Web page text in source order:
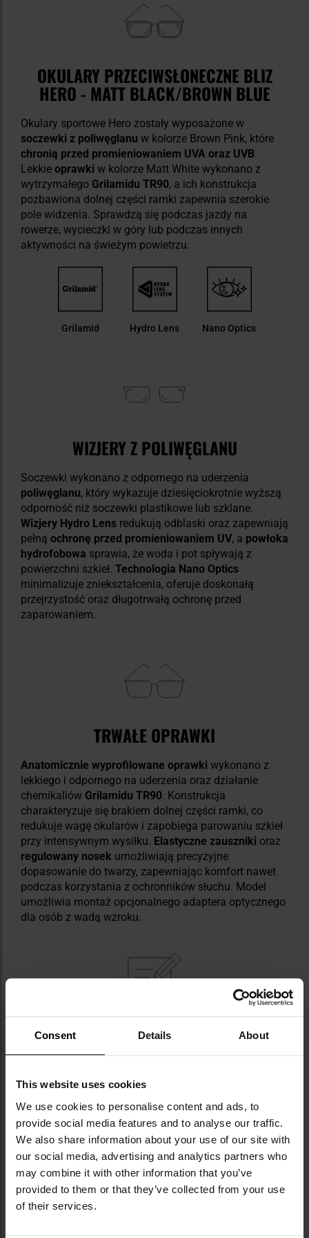
Consent Details About
This website uses cookies
We use cookies to personalise content and ads, to
provide social media features and to analyse our traffic.
We also share information about your use of our site with
our social media, advertising and analytics partners who
may combine it with other information that you’ve
provided to them or that they’ve collected from your use
of their services.
OKULARY PRZECIWSŁONECZNE BLIZ
HERO - MATT BLACK/BROWN BLUE
Okulary sportowe Hero zostały wyposażone w
soczewki z poliwęglanu w kolorze Brown Pink, które
chronią przed promieniowaniem UVA oraz UVB.
Lekkie oprawki w kolorze Matt White wykonano z
wytrzymałego Grilamidu TR90, a ich konstrukcja
pozbawiona dolnej części ramki zapewnia szerokie
pole widzenia. Sprawdzą się podczas jazdy na
rowerze, wycieczki w góry lub podczas innych
aktywności na świeżym powietrzu.
Grilamid Hydro Lens Nano Optics
WIZJERY Z POLIWĘGLANU
Soczewki wykonano z odpornego na uderzenia
poliwęglanu, który wykazuje dziesięciokrotnie wyższą
odporność niż soczewki plastikowe lub szklane.
Wizjery Hydro Lens redukują odblaski oraz zapewniają
pełną ochronę przed promieniowaniem UV, a powłoka
hydrofobowa sprawia, że woda i pot spływają z
powierzchni szkieł. Technologia Nano Optics
minimalizuje zniekształcenia, oferuje doskonałą
przejrzystość oraz długotrwałą ochronę przed
zaparowaniem.
TRWAŁE OPRAWKI
Anatomicznie wyprofilowane oprawki wykonano z
lekkiego i odpornego na uderzenia oraz działanie
chemikaliów Grilamidu TR90. Konstrukcja
charakteryzuje się brakiem dolnej części ramki, co
redukuje wagę okularów i zapobiega parowaniu szkieł
przy intensywnym wysiłku. Elastyczne zauszniki oraz
regulowany nosek umożliwiają precyzyjne
dopasowanie do twarzy, zapewniając komfort nawet
podczas korzystania z ochronników słuchu. Model
umożliwia montaż opcjonalnego adaptera optycznego
dla osób z wadą wzroku.
NAJWAŻNIEJSZE CECHY
lekkie oprawki z materiału Grilamid TR90
technologia Nano Optics minimalizująca
zniekształcenia
pełna ochrona przed promieniowaniem UV
brak dolnej ramki zwiększający widoczność
regulowany nosek oraz elastyczne zauszniki
kompatybilność z optycznym adapterem
korekcyjnym